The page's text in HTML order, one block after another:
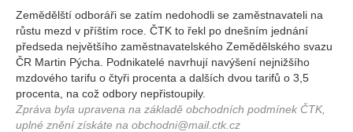
Zemědělští odboráři se zatím nedohodli se zaměstnavateli na
růstu mezd v příštím roce. ČTK to řekl po dnešním jednání
předseda největšího zaměstnavatelského Zemědělského svazu
ČR Martin Pýcha. Podnikatelé navrhují navýšení nejnižšího
mzdového tarifu o čtyři procenta a dalších dvou tarifů o 3,5
procenta, na což odbory nepřistoupily.
Zpráva byla upravena na základě obchodních podmínek ČTK,
uplné znění získáte na obchodni@mail.ctk.cz